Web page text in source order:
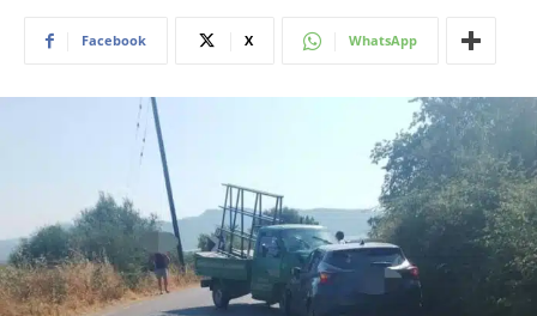
Facebook X WhatsApp